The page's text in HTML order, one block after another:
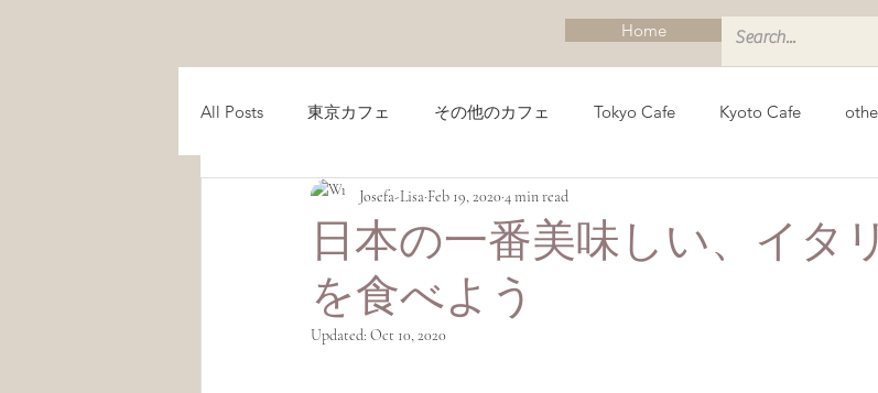
Home
All Posts 東京カフェ その他のカフェ Tokyo Cafe Kyoto Cafe
Recipes 京都ガイド Kyoto Guide
京都カフェ サステナビリティ
日本の一番美味しい、イタ
を食べよう
Josefa-Lisa Feb 19, 2020 4 min read
Updated: Oct 10, 2020